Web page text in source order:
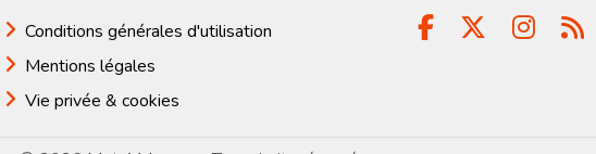
Conditions générales d'utilisation
Mentions légales
Vie privée & cookies